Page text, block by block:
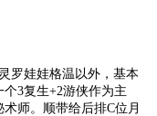
罗娃娃格温以外，基本
3复生+2游侠作为主
师。顺带给后排C位月